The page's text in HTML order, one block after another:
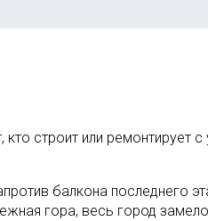
строит или
балкона последнего
гора, весь город